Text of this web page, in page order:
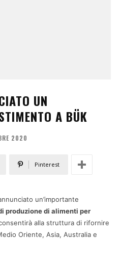
UN
A BÜK
2020
Pinterest
un’importante
produzione di alimenti per
alla struttura di rifornire
Oriente, Asia, Australia e